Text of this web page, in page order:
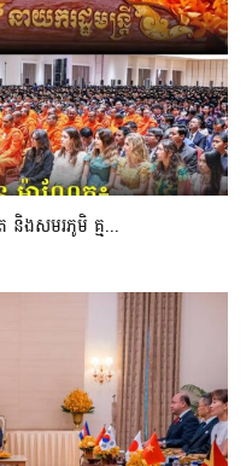
និងសមរភូមិ គ្ម...